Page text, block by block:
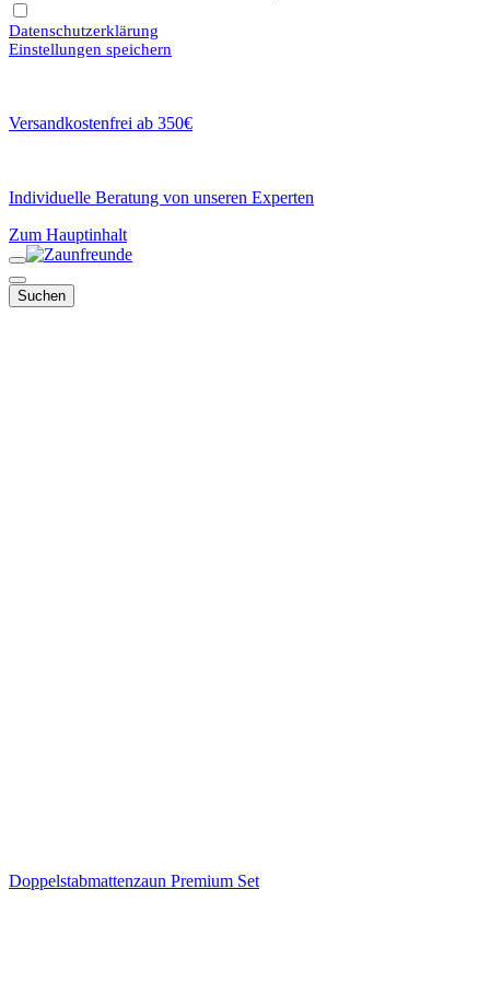
Datenschutzerklärung
Einstellungen speichern
Versandkostenfrei ab 350€
Individuelle Beratung von unseren Experten
Zum Hauptinhalt
Suchen
Doppelstabmattenzaun Premium Set